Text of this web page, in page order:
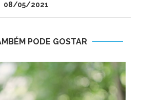
08/05/2021
PODE GOSTAR